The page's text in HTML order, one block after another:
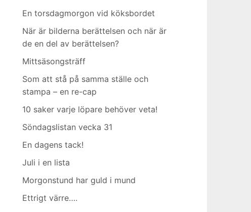
En torsdagmorgon vid köksbordet
När är bilderna berättelsen och när är
de en del av berättelsen?
Mittsäsongsträff
Som att stå på samma ställe och
stampa – en re-cap
10 saker varje löpare behöver veta!
Söndagslistan vecka 31
En dagens tack!
Juli i en lista
Morgonstund har guld i mund
Ettrigt värre….